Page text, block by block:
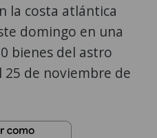
la costa atlántica
domingo en una
bienes del astro
de noviembre de